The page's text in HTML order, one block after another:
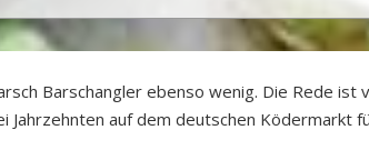
Barschangler ebenso wenig. Die Rede
Jahrzehnten auf dem deutschen Ködermarkt